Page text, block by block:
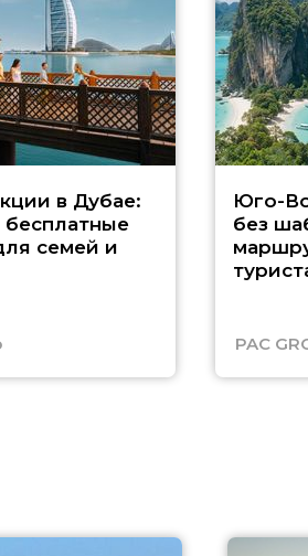
в Дубае:
бесплатные
семей и
Юго-
без
PAC